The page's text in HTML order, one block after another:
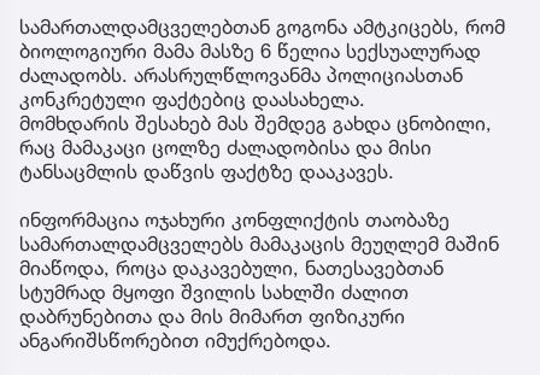
სამართალდამცველებთან გოგონა ამტკიცებს, რომ
ბიოლოგიური მამა მასზე 6 წელია სექსუალურად
ძალადობს. არასრულწლოვანმა პოლიციასთან
კონკრეტული ფაქტებიც დაასახელა.
მომხდარის შესახებ მას შემდეგ გახდა ცნობილი,
რაც მამაკაცი ცოლზე ძალადობისა და მისი
ტანსაცმლის დაწვის ფაქტზე დააკავეს.
ინფორმაცია ოჯახური კონფლიქტის თაობაზე
სამართალდამცველებს მამაკაცის მეუღლემ მაშინ
მიაწოდა, როცა დაკავებული, ნათესავებთან
სტუმრად მყოფი შვილის სახლში ძალით
დაბრუნებითა და მის მიმართ ფიზიკური
ანგარიშსწორებით იმუქრებოდა.